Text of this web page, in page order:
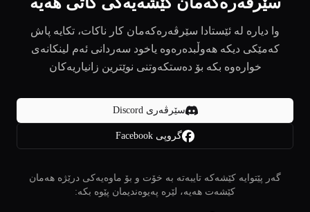
وا دیارە لە ئێستادا سێرڤەرەکەمان کار ناکات، تکایە پاش
کەمێکی دیکە هەوڵبدەرەوە یاخود سەردانی ئەم لینکانەی
خوارەوە بکە بۆ دەستکەوتنی نوێترین زانیاریەکان
سێرڤەری Discord
گروپی Facebook
گەر پێتوایە کێشەکە تایبەتە بە خۆت و بۆ ماوەیەکی درێژە هەمان
کێشەت هەیە، لێرە پەیوەندیمان پێوە بکە: